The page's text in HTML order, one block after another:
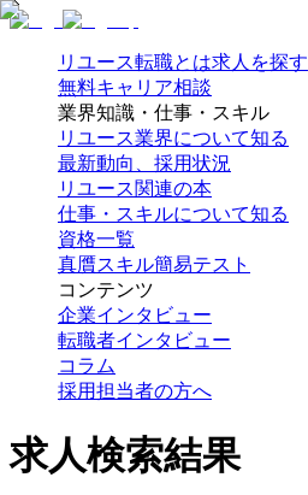
リユース転職とは求人を探す
無料キャリア相談
業界知識・仕事・スキル
リユース業界について知る
最新動向、採用状況
リユース関連の本
仕事・スキルについて知る
資格一覧
真贋スキル簡易テスト
コンテンツ
企業インタビュー
転職者インタビュー
コラム
採用担当者の方へ
求人検索結果